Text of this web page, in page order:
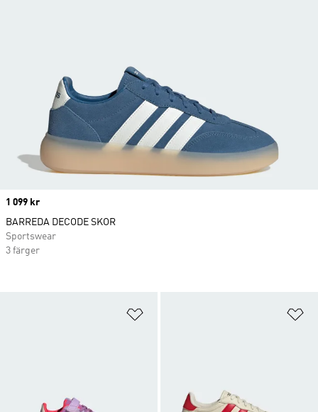
Price
1 099 kr
BARREDA DECODE SKOR
Sportswear
3 färger